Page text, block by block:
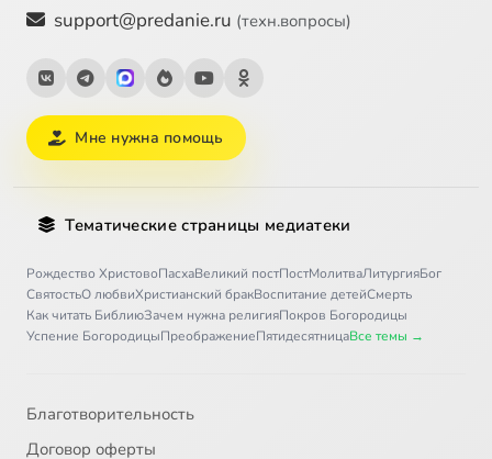
support@predanie.ru (техн.вопросы)
Мне нужна помощь
Тематические страницы медиатеки
Рождество ХристовоПасхаВеликий постПостМолитваЛитургияБог
СвятостьО любвиХристианский бракВоспитание детейСмерть
Как читать БиблиюЗачем нужна религияПокров Богородицы
Успение БогородицыПреображениеПятидесятницаВсе темы →
Благотворительность
Договор оферты